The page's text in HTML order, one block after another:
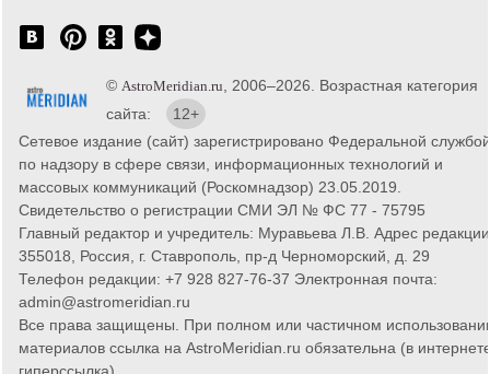
© AstroMeridian.ru , 2006–2026. Возрастная категория
сайта:
12+
Сетевое издание (сайт) зарегистрировано Федеральной службой
по надзору в сфере связи, информационных технологий и
массовых коммуникаций (Роскомнадзор) 23.05.2019.
Свидетельство о регистрации СМИ ЭЛ № ФС 77 - 75795
Главный редактор и учредитель: Муравьева Л.В. Адрес
355018, Россия, г. Ставрополь, пр-д Черноморский, д. 29
Телефон редакции: +7 928 827-76-37 Электронная почта:
admin@astromeridian.ru
Все права защищены. При полном или частичном
материалов ссылка на AstroMeridian.ru обязательна (в
гиперссылка).